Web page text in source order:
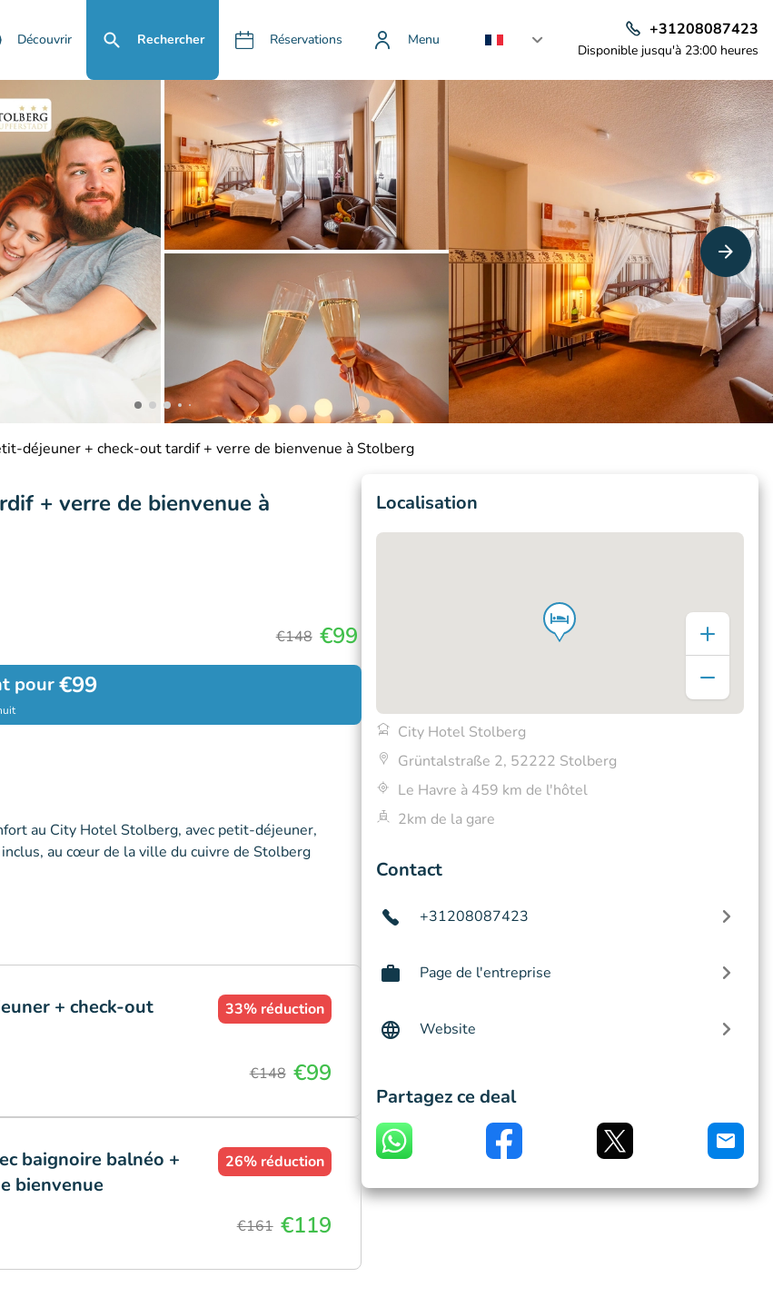
Découvrir Rechercher Réservations Menu
+31208087423
Disponible jusqu'à 23:00 heures
déjeuner + check-out tardif + verre de bienvenue à Stolberg
+ verre de bienvenue à
€148 €99
pour€99
au City Hotel Stolberg, avec petit-déjeuner,
au cœur de la ville du cuivre de Stolberg
+ check-out
33% réduction
€148 €99
baignoire balnéo +
bienvenue
26% réduction
€161 €119
Localisation
City Hotel Stolberg
Grüntalstraße 2, 52222 Stolberg
Le Havre à 459 km de l'hôtel
2km de la gare
Contact
+31208087423
Page de l'entreprise
Website
Partagez ce deal